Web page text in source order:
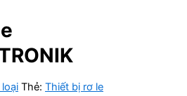
Thẻ: Thiết bị rơ le